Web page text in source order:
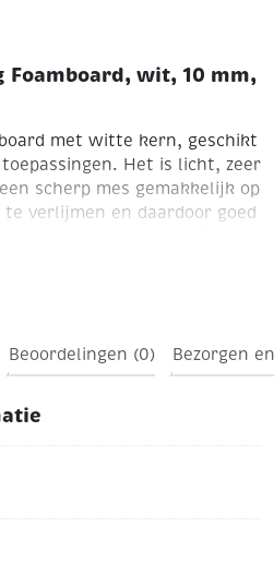
wit, 10 mm,
met witte kern, geschikt
Het is licht, zeer
scherp mes gemakkelijk op
te verlijmen en daardoor goed
Beoordelingen (0) Bezorgen